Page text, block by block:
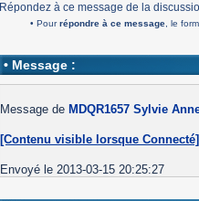
Répondez à ce message de la
• Pourrépondre à ce message, le
• Message :
Message de MDQR1657 Sylvie
[Contenu visible lorsque Connecté]
Envoyé le 2013-03-15 20:25:27